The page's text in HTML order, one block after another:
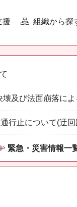
援 組織から探
及び法面崩落に
行止について(迂
緊急・災害情報一